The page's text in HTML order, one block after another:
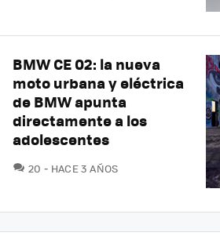
BMW CE 02: la nueva
moto urbana y eléctrica
de BMW apunta
directamente a los
adolescentes
20 COMENTARIOS
HACE 3 AÑOS